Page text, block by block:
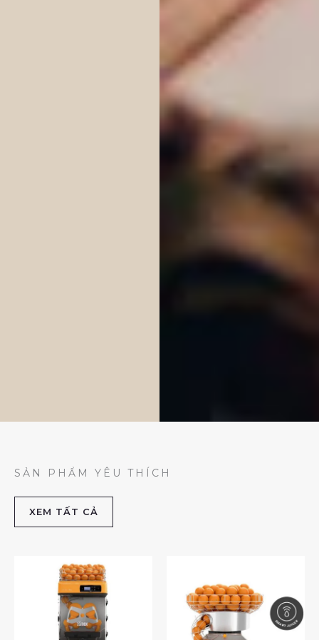
SẢN PHẨM YÊU THÍCH
XEM TẤT CẢ